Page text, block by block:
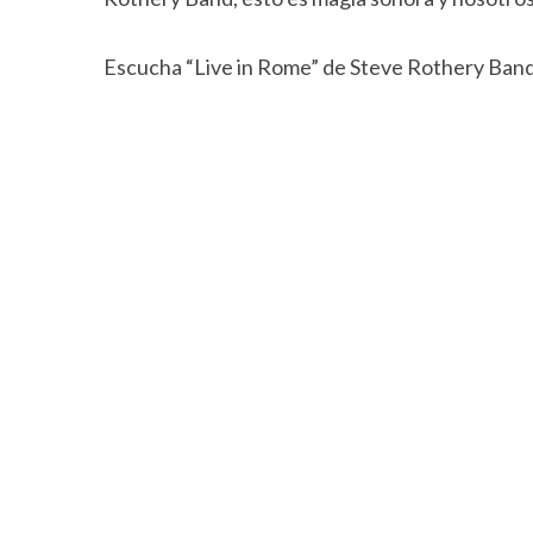
Escucha “Live in Rome” de Steve Rothery